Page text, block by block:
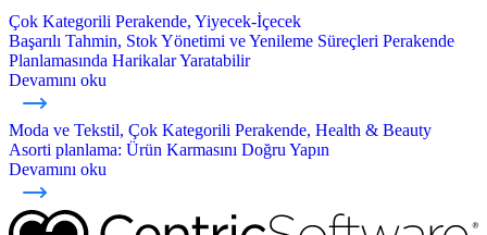
Çok Kategorili Perakende, Yiyecek-İçecek
Başarılı Tahmin, Stok Yönetimi ve Yenileme Süreçleri Perakende
Planlamasında Harikalar Yaratabilir
Devamını oku
Moda ve Tekstil, Çok Kategorili Perakende, Health & Beauty
Asorti planlama: Ürün Karmasını Doğru Yapın
Devamını oku